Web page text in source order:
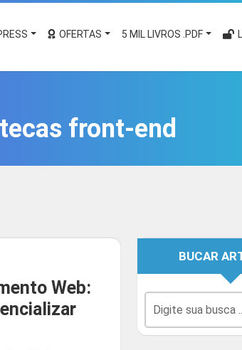
OFERTAS 5 MIL LIVROS .PDF
front-end
Web:
BUCAR